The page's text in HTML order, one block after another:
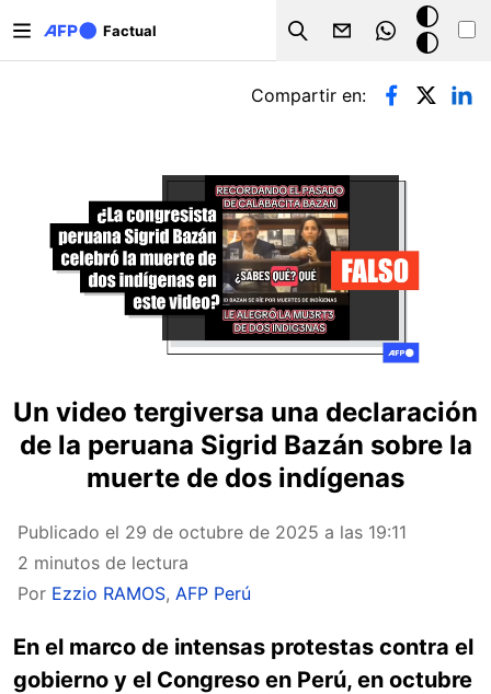
Factual
Search
Modo
oscuro
Solapas principales
Compartir en:
Un video tergiversa una declaración
de la peruana Sigrid Bazán sobre la
muerte de dos indígenas
Publicado el 29 de octubre de 2025 a las 19:11
2 minutos de lectura
Por Ezzio RAMOS, AFP Perú
En el marco de intensas protestas contra el
gobierno y el Congreso en Perú, en octubre